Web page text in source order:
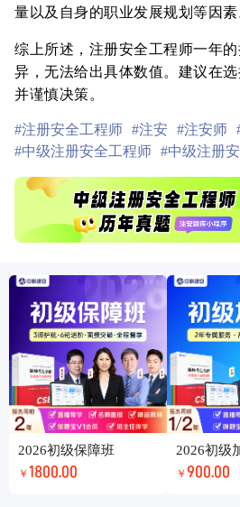
量以及自身的职业发展规划等因素
综上所述，注册安全工程师一年
异，无法给出具体数值。建议在
并谨慎决策。
#注册安全工程师 #注安 #注安师
#中级注册安全工程师 #中级注册
2026初级保障班
￥ 1800.00
2026初级
￥ 900.00